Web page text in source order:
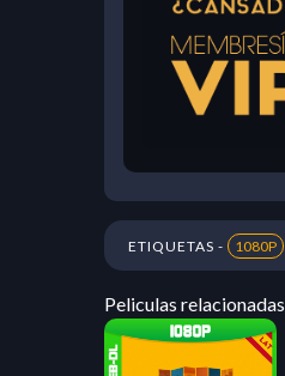
ETIQUETAS - 1080P
Peliculas relacionadas